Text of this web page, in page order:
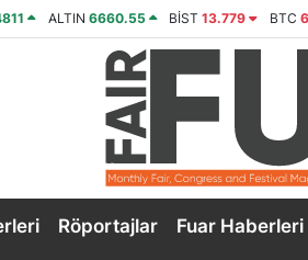
ALTIN 6660.55 BİST13.779 BTC
Röportajlar Fuar Haberleri